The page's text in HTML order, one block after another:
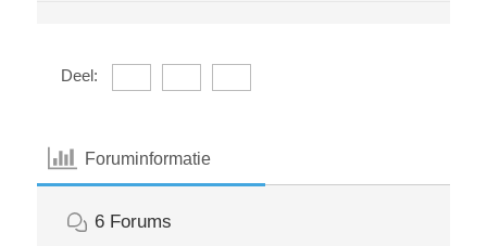
Deel:
Foruminformatie
6 Forums